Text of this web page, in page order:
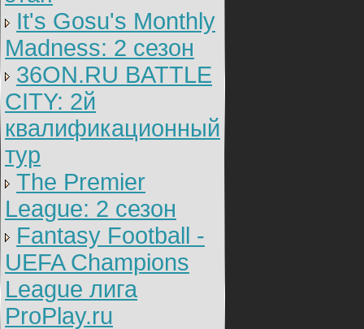
It's Gosu's Monthly
Madness: 2 сезон
36ON.RU BATTLE
CITY: 2й
квалификационный
тур
The Premier
League: 2 cезон
Fantasy Football -
UEFA Champions
League лига
ProPlay.ru